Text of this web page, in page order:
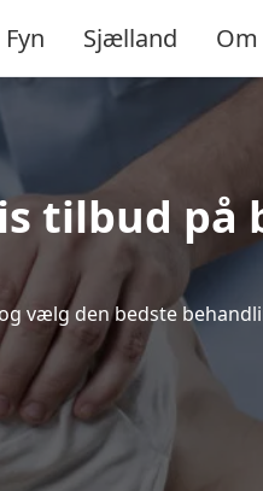
Fyn Sjælland
tilbud på
vælg den bedste